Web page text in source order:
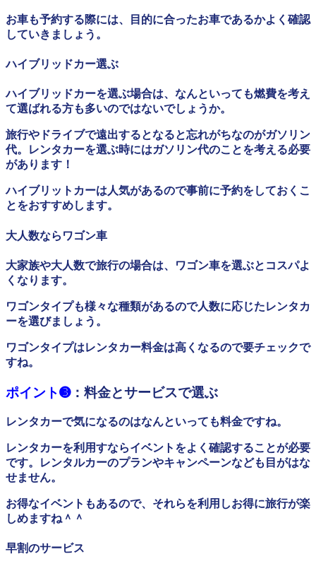
お車も予約する際には、目的に合ったお車であるかよく確認
していきましょう。
ハイブリッドカー選ぶ
ハイブリッドカーを選ぶ場合は、なんといっても燃費を考え
て選ばれる方も多いのではないでしょうか。
旅行やドライブで遠出するとなると忘れがちなのがガソリン
代。レンタカーを選ぶ時にはガソリン代のことを考える必要
があります！
ハイブリットカーは人気があるので事前に予約をしておくこ
とをおすすめします。
大人数ならワゴン車
大家族や大人数で旅行の場合は、ワゴン車を選ぶとコスパよ
くなります。
ワゴンタイプも様々な種類があるので人数に応じたレンタカ
ーを選びましょう。
ワゴンタイプはレンタカー料金は高くなるので要チェックで
すね。
ポイント➌：料金とサービスで選ぶ
レンタカーで気になるのはなんといっても料金ですね。
レンタカーを利用すならイベントをよく確認することが必要
です。レンタルカーのプランやキャンペーンなども目がはな
せません。
お得なイベントもあるので、それらを利用しお得に旅行が楽
しめますね＾＾
早割のサービス